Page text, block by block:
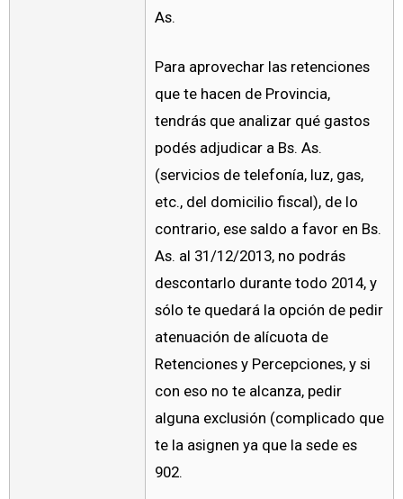
As.
Para aprovechar las retenciones
que te hacen de Provincia,
tendrás que analizar qué gastos
podés adjudicar a Bs. As.
(servicios de telefonía, luz, gas,
etc., del domicilio fiscal), de lo
contrario, ese saldo a favor en Bs.
As. al 31/12/2013, no podrás
descontarlo durante todo 2014, y
sólo te quedará la opción de pedir
atenuación de alícuota de
Retenciones y Percepciones, y si
con eso no te alcanza, pedir
alguna exclusión (complicado que
te la asignen ya que la sede es
902.